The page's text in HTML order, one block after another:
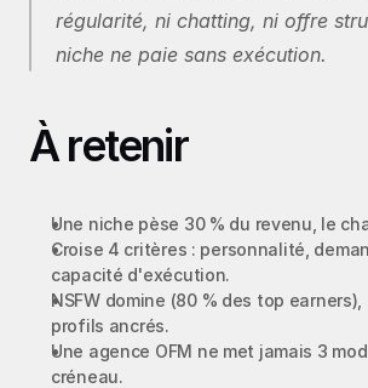
régularité, ni chatting, ni offre
niche ne paie sans exécution.
À retenir
Une niche pèse 30 % du revenu, le
Croise 4 critères : personnalité,
capacité d'exécution.
NSFW domine (80 % des top earners),
profils ancrés.
Une agence OFM ne met jamais 3
créneau.